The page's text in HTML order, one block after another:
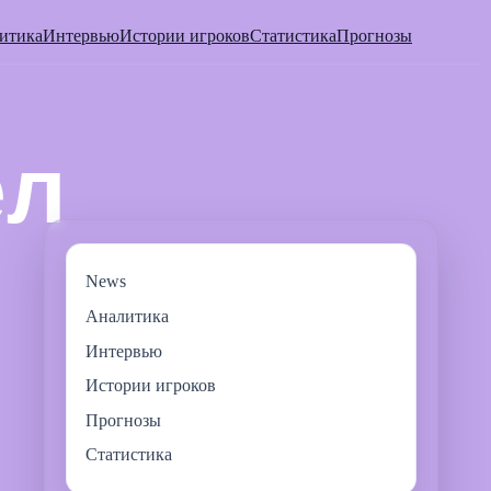
ИнтервьюИстории игроковСтатистикаПрогнозы
News
Аналитика
Интервью
Истории игроков
Прогнозы
Статистика